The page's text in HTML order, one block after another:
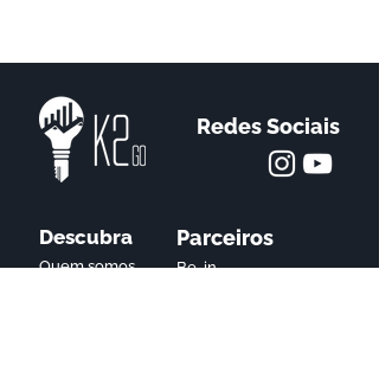
Descubra
Quem somos
Redes Sociais
Parceiros
Be-in